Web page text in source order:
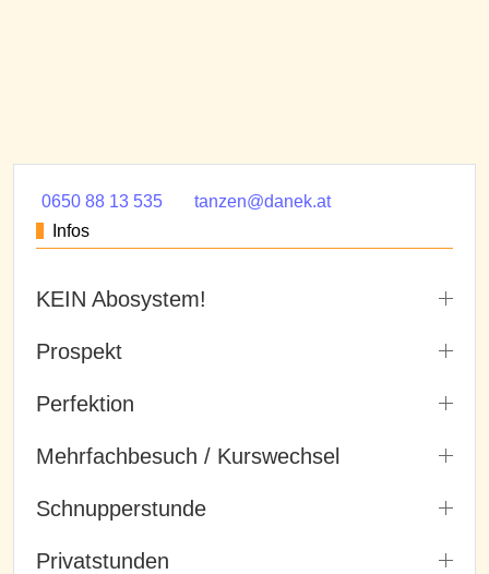
0650 88 13 535
tanzen@danek.at
Infos
KEIN Abosystem!
Prospekt
Perfektion
Mehrfachbesuch / Kurswechsel
Schnupperstunde
Privatstunden